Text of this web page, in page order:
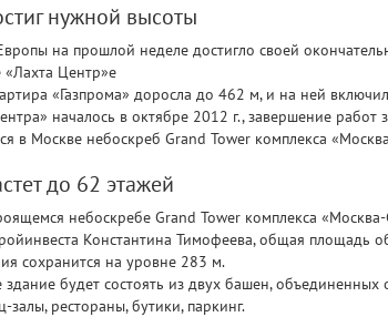
нужной высоты
на прошлой неделе достигло своей
Центр»е
«Газпрома» доросла до 462 м, и на ней
началось в октябре 2012 г., завершение работ
в Москве небоскреб Grand Tower комплекса
до 62 этажей
небоскребе Grand Tower комплекса
Константина Тимофеева, общая площадь
сохранится на уровне 283 м.
будет состоять из двух башен,
рестораны, бутики, паркинг.